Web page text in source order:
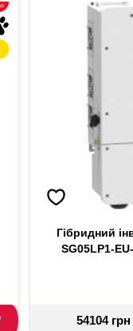
Гібридний
SG05LP1-
54104 грн